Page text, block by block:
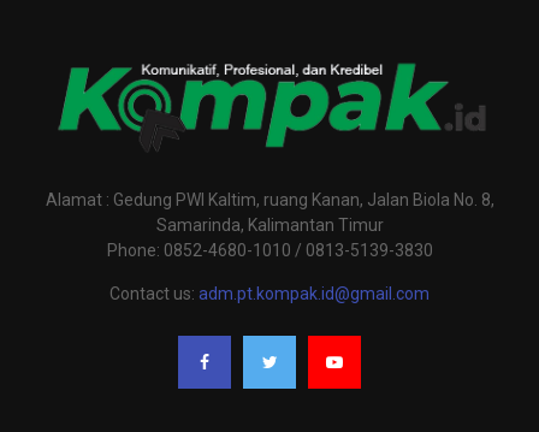
Alamat : Gedung PWI Kaltim, ruang Kanan, Jalan Biola No. 8,
Samarinda, Kalimantan Timur
Phone: 0852-4680-1010 / 0813-5139-3830
Contact us: adm.pt.kompak.id@gmail.com